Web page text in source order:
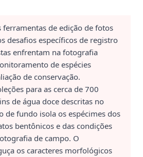
ferramentas de edição de fotos
desafios específicos de registro
enfrentam na fotografia
de espécies
de conservação.
para as cerca de 700
de água doce descritas no
de fundo isola os espécimes dos
bentônicos e das condições
de campo. O
os caracteres morfológicos